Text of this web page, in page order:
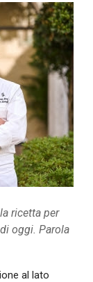
ricetta per
oggi. Parola
al lato